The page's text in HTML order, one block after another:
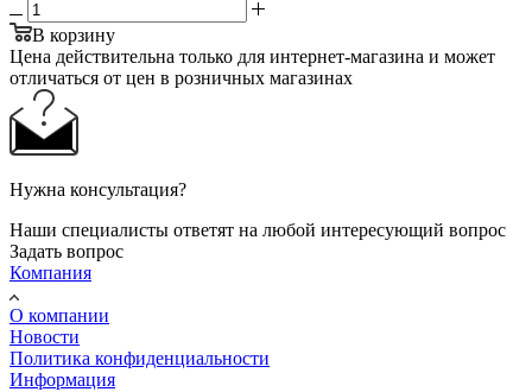
В корзину
Цена действительна только для интернет-магазина и может
отличаться от цен в розничных магазинах
Нужна консультация?
Наши специалисты ответят на любой интересующий вопрос
Задать вопрос
Компания
О компании
Новости
Политика конфиденциальности
Информация